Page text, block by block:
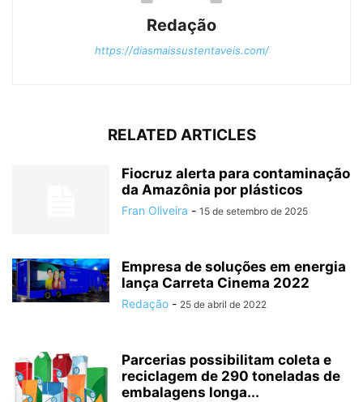
Redação
https://diasmaissustentaveis.com/
RELATED ARTICLES
Fiocruz alerta para contaminação
da Amazônia por plásticos
Fran Oliveira - 15 de setembro de 2025
Empresa de soluções em energia
lança Carreta Cinema 2022
Redação - 25 de abril de 2022
Parcerias possibilitam coleta e
reciclagem de 290 toneladas de
embalagens longa...